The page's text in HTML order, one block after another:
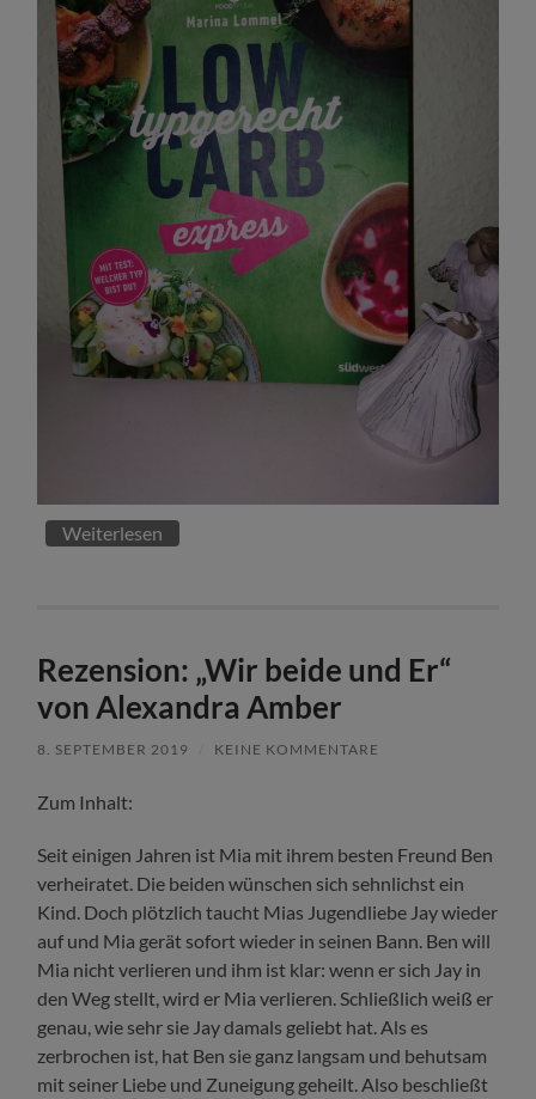
Weiterlesen
Rezension: „Wir beide und Er“
von Alexandra Amber
8. SEPTEMBER 2019 KEINE KOMMENTARE
Zum Inhalt:
Seit einigen Jahren ist Mia mit ihrem besten Freund Ben
verheiratet. Die beiden wünschen sich sehnlichst ein
Kind. Doch plötzlich taucht Mias Jugendliebe Jay wieder
auf und Mia gerät sofort wieder in seinen Bann. Ben will
Mia nicht verlieren und ihm ist klar: wenn er sich Jay in
den Weg stellt, wird er Mia verlieren. Schließlich weiß er
genau, wie sehr sie Jay damals geliebt hat. Als es
zerbrochen ist, hat Ben sie ganz langsam und behutsam
mit seiner Liebe und Zuneigung geheilt. Also beschließt